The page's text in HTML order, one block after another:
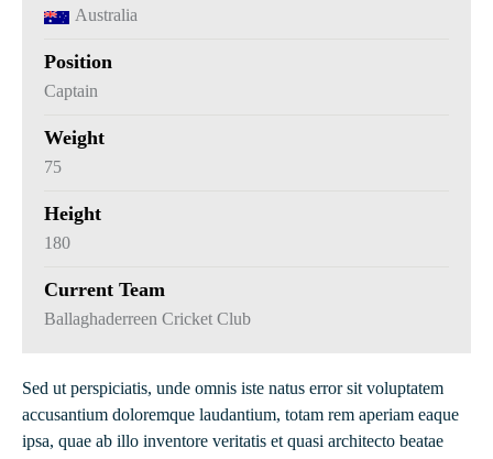
Australia
Position
Captain
Weight
75
Height
180
Current Team
Ballaghaderreen Cricket Club
Sed ut perspiciatis, unde omnis iste natus error sit voluptatem
accusantium doloremque laudantium, totam rem aperiam eaque
ipsa, quae ab illo inventore veritatis et quasi architecto beatae